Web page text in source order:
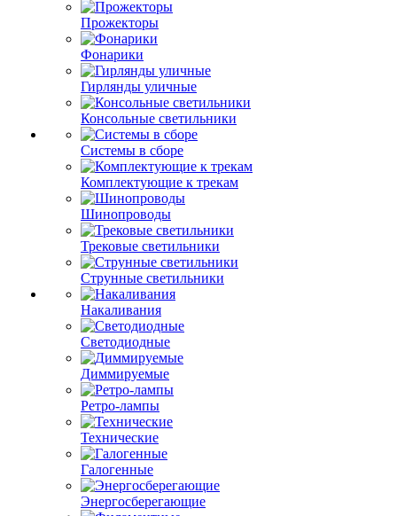
Прожекторы
Фонарики
Гирлянды уличные
Консольные светильники
Системы в сборе
Комплектующие к трекам
Шинопроводы
Трековые светильники
Струнные светильники
Накаливания
Светодиодные
Диммируемые
Ретро-лампы
Технические
Галогенные
Энергосберегающие